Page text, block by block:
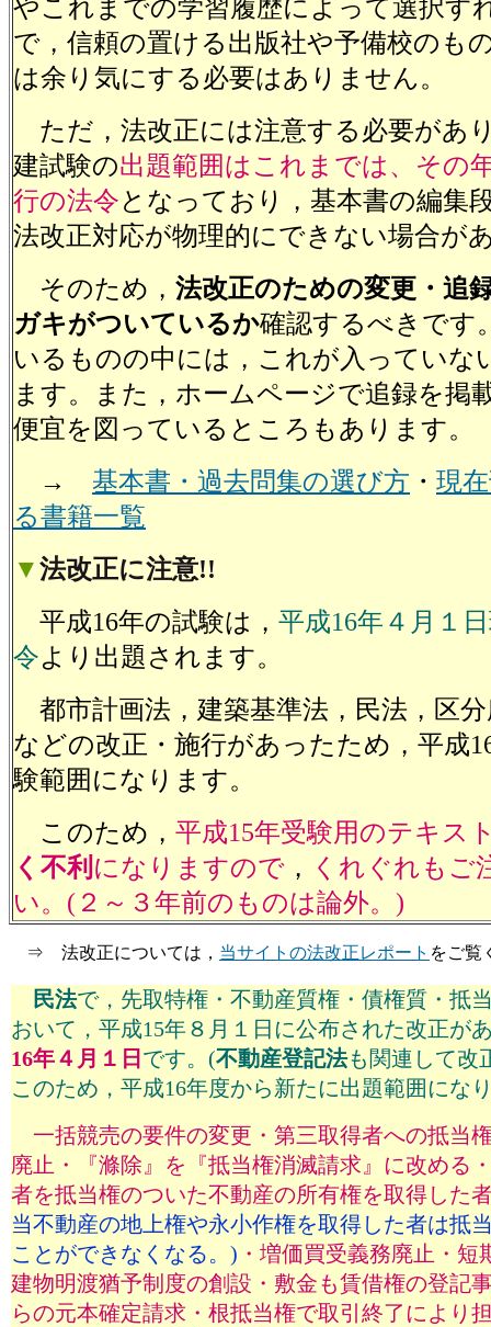
やこれまでの学習履歴によって選択す
で，信頼の置ける出版社や予備校のも
は余り気にする必要はありません。
ただ，法改正には注意する必要があ
建試験の出題範囲はこれまでは、その
行の法令となっており，基本書の編集
法改正対応が物理的にできない場合が
そのため， 法改正のための変更・追
ガキがついているか確認するべきです
いるものの中には，これが入っていな
ます。また，ホームページで追録を掲
便宜を図っているところもあります。
→ 基本書・過去問集の選び方 ・ 現
る書籍一覧
▼法改正に注意!!
平成16年の試験は， 平成16年４月１
令より出題されます。
都市計画法，建築基準法，民法，区
などの改正・施行があったため，平成
験範囲になります。
このため， 平成15年受験用のテキス
く不利 になりますので ，
くれぐれもご
い。(２～３年前のものは論外。)
⇒ 法改正については， 当サイトの法改正レポート をご覧
民法で，先取特権・不動産質権・債権質・抵
おいて，平成15年８月１日に公布された改正が
16年４月１日 です。(不動産登記法も関連して改
このため ，平成16年度から新たに出題範囲にな
一括競売の要件の変更・第三取得者への抵当
廃止・『滌除』を『抵当権消滅請求』に改める
者を抵当権のついた不動産の所有権を取得した
当不動産の地上権や永小作権を取得した者は抵
ことができなくなる。) ・増価買受義務廃止・短
建物明渡猶予制度の創設・敷金も賃借権の登記
らの元本確定請求・根抵当権で取引終了により